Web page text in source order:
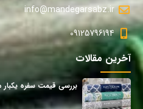
info@mandegarsabz.ir
09125796194
آخرین مقالات
بررسی قیمت سفره یکبار مصرف